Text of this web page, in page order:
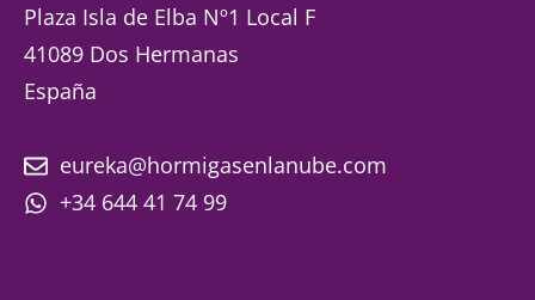
Plaza Isla de Elba Nº1 Local F
41089 Dos Hermanas
España
eureka@hormigasenlanube.com
+34 644 41 74 99